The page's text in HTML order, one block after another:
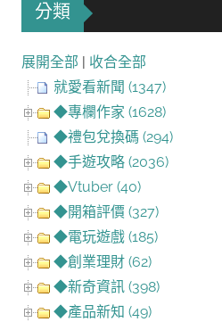
分類
展開全部
收合全部
就愛看新聞 (1347)
◆專欄作家 (1628)
◆禮包兌換碼 (294)
◆手遊攻略 (2036)
◆Vtuber (40)
◆開箱評價 (327)
◆電玩遊戲 (185)
◆創業理財 (62)
◆新奇資訊 (398)
◆產品新知 (49)